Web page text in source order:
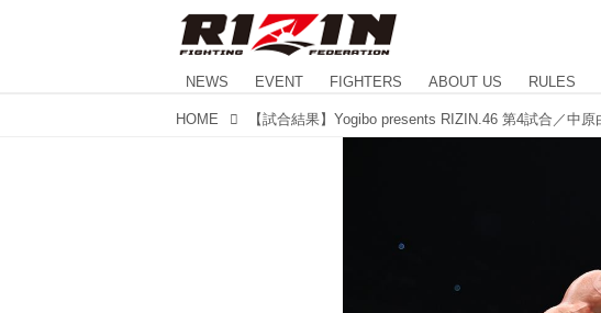
NEWS EVENT FIGHTERS ABOUT US RULES
HOME